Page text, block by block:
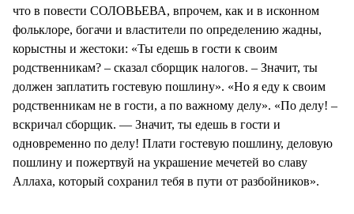
что в повести СОЛОВЬЕВА, впрочем, как и в исконном
фольклоре, богачи и властители по определению жадны,
корыстны и жестоки: «Ты едешь в гости к своим
родственникам? – сказал сборщик налогов. – Значит, ты
должен заплатить гостевую пошлину». «Но я еду к своим
родственникам не в гости, а по важному делу». «По делу! –
вскричал сборщик. — Значит, ты едешь в гости и
одновременно по делу! Плати гостевую пошлину, деловую
пошлину и пожертвуй на украшение мечетей во славу
Аллаха, который сохранил тебя в пути от разбойников».